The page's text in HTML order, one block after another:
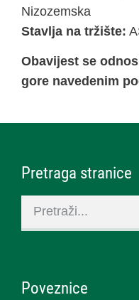
Nizozemska
Stavlja na tržište:
Obavijest se
gore navedenim
Pretraga stranice
Poveznice